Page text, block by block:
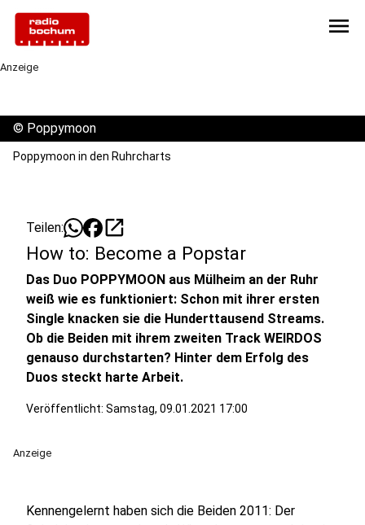
menu
Anzeige
© Poppymoon
Poppymoon in den Ruhrcharts
Teilen: open_in_new
How to: Become a Popstar
Das Duo POPPYMOON aus Mülheim an der Ruhr
weiß wie es funktioniert: Schon mit ihrer ersten
Single knacken sie die Hunderttausend Streams.
Ob die Beiden mit ihrem zweiten Track WEIRDOS
genauso durchstarten? Hinter dem Erfolg des
Duos steckt harte Arbeit.
Veröffentlicht: Samstag, 09.01.2021 17:00
Anzeige
Kennengelernt haben sich die Beiden 2011: Der